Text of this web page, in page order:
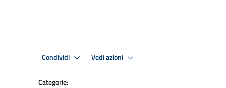
Condividi Vedi azioni
Categorie: